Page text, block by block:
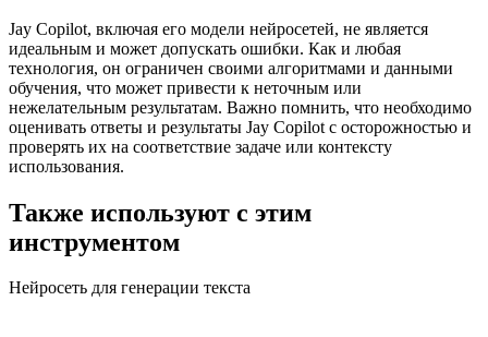
Jay Copilot, включая его модели нейросетей, не является
идеальным и может допускать ошибки. Как и любая
технология, он ограничен своими алгоритмами и данными
обучения, что может привести к неточным или
нежелательным результатам. Важно помнить, что необходимо
оценивать ответы и результаты Jay Copilot с осторожностью и
проверять их на соответствие задаче или контексту
использования.
Также используют с этим
инструментом
Нейросеть для генерации текста